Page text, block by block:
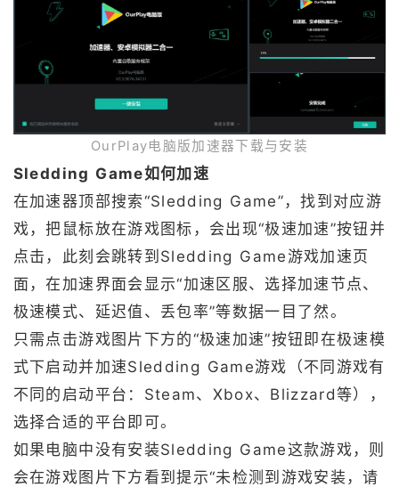
OurPlay电脑版加速器下载与安装
Sledding Game如何加速
在加速器顶部搜索“Sledding Game”，找到对应游
戏，把鼠标放在游戏图标，会出现“极速加速”按钮并
点击，此刻会跳转到Sledding Game游戏加速页
面，在加速界面会显示“加速区服、选择加速节点、
极速模式、延迟值、丢包率”等数据一目了然。
只需点击游戏图片下方的“极速加速”按钮即在极速模
式下启动并加速Sledding Game游戏（不同游戏有
不同的启动平台：Steam、Xbox、Blizzard等），
选择合适的平台即可。
如果电脑中没有安装Sledding Game这款游戏，则
会在游戏图片下方看到提示“未检测到游戏安装，请